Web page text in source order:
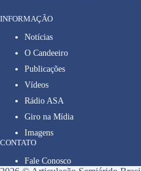
INFORMAÇÃO
Notícias
O Candeeiro
Publicações
Vídeos
Rádio ASA
Giro na Mídia
Imagens
CONTATO
Fale Conosco